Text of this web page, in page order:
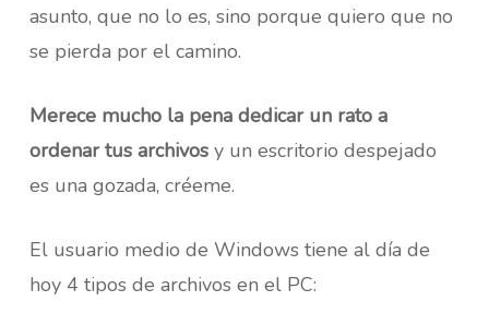
asunto, que no lo es, sino porque quiero que no
se pierda por el camino.
Merece mucho la pena dedicar un rato a
ordenar tus archivosy un escritorio despejado
es una gozada, créeme.
El usuario medio de Windows tiene al día de
hoy 4 tipos de archivos en el PC: